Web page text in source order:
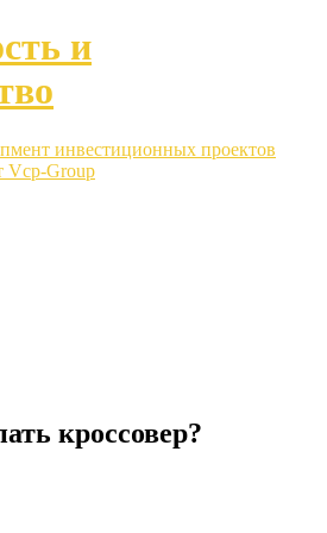
и
инвестиционных проектов
Vcp-Group
кроссовер?